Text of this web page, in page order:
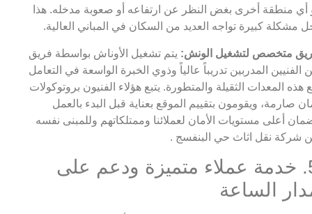
أي منطقة أخرى بغض النظر عن ارتفاعه أو صعوبة مدخله. هذا
مشكلة كبيرة تواجه العديد من السكان في المباني العالية.
متخصص لتشغيل الونش: يتم تشغيل الأوناش بواسطة فريق
الفنيين المدربين تدريباً عالياً وذوي الخبرة الواسعة في التعامل
هذه المعدات الثقيلة والمتطورة. يتبع هؤلاء الفنيون بروتوكولات
صارمة، ويقومون بتقييم الموقع بعناية قبل البدء بالعمل
أعلى مستويات الأمان لعملائنا وممتلكاتهم وللمبنى نفسه
شركة نقل اثاث حي البنفسج .
5. خدمة عملاء متميزة ودعم على
الساعة